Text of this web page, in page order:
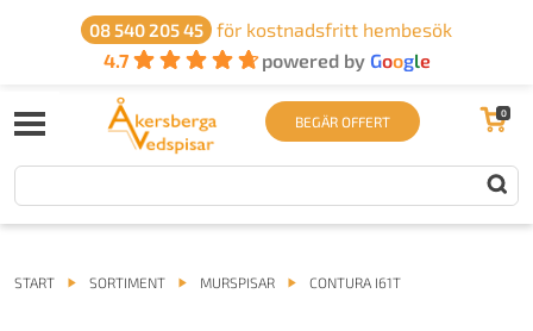
08 540 205 45
för kostnadsfritt hembesök
4.7
powered by Google
BEGÄR OFFERT 0
START SORTIMENT MURSPISAR CONTURA I61T